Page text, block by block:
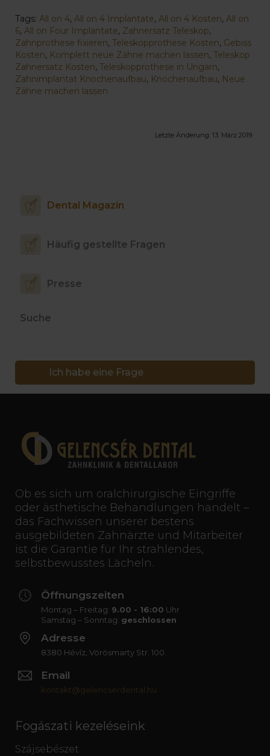
Tags: All on 4, All on 4 Implantate, All on 4 Kosten, All on
6, All on Four Implantate, Zahnersatz Teleskop,
Zahnprothese fixieren, Teleskopprothese Kosten, Gebiss
Kosten, Komplett neue Zähne machen lassen, Teleskop
Zahnersatz Kosten, Teleskopprothese in Ungarn,
Zahnimplantat Knochenaufbau, Knochenaufbau, Neue
Zähne machen lassen
Letzte Änderung: 13. März 2019
Dental Magazin
Häufig gestellte Fragen
Presse
Suche
Ich habe eine Frage
Ob es sich um oralchirurgische Eingriffe
oder ästhetische Behandlungen handelt –
das Fachwissen unserer bestens
ausgebildeten Zahnärzte und Mitarbeiter
ist die Garantie für Ihr strahlendes,
selbstbewusstes Lächeln.
Öffnungszeiten
Montag – Freitag: 9.00 - 16:00 Uhr
Samstag – Sonntag: geschlossen
Adresse
8380 Hévíz, Vörösmarty Str. 100.
Email
kontakt@gelencserdental.hu
Fogászati kezeléseink
Szájsebészet